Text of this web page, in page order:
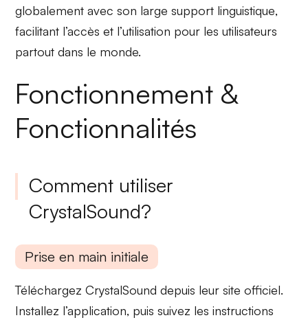
globalement avec son large support linguistique,
facilitant l’accès et l’utilisation pour les utilisateurs
partout dans le monde.
Fonctionnement &
Fonctionnalités
Comment utiliser
CrystalSound?
Prise en main initiale
TéléchargezCrystalSound depuis leur site officiel.
Installez l’application, puis suivez les instructions